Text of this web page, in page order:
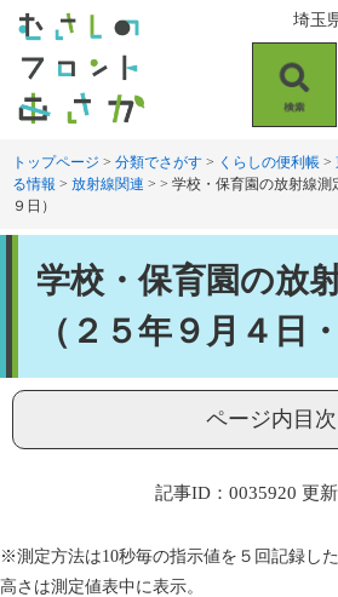
す
。
し
て
索
埼玉
トップページ > 分類でさがす > くらしの便利帳 >
る情報 > 放射線関連 > > 学校・保育園の放射線測
９日）
学校・保育園の放
（２５年９月４日
ページ内目次
記事ID：0035920 更
※測定方法は10秒毎の指示値を５回記録し
高さは測定値表中に表示。